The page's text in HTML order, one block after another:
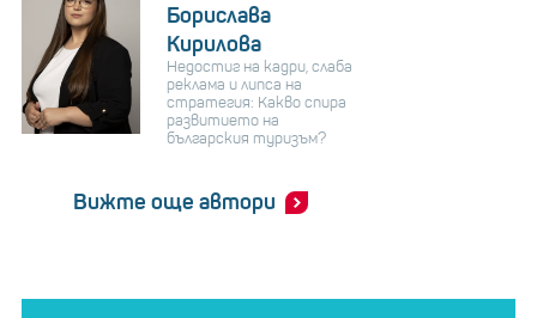
Борислава
Кирилова
Недостиг на кадри, слаба
реклама и липса на
стратегия: Какво спира
развитието на
българския туризъм?
Вижте още автори